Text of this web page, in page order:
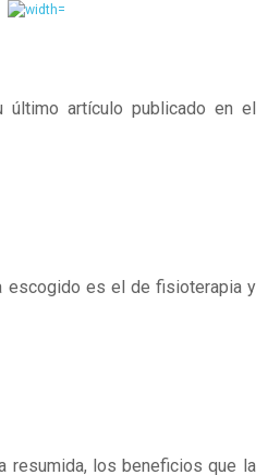
último artículo publicado en el
escogido es el de fisioterapia y
resumida, los beneficios que la